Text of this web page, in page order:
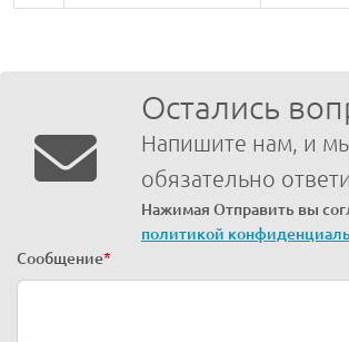
Остались
Напишите нам, и
обязательно
Нажимая Отправить вы
политикой
Сообщение*